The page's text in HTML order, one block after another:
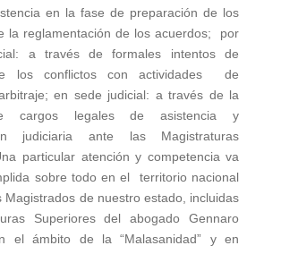
en la fase de preparación de los
la reglamentación de los acuerdos; por
a través de formales intentos de
los conflictos con actividades de
en sede judicial: a través de la
cargos legales de asistencia y
judiciaria ante las Magistraturas
particular atención y competencia va
sobre todo en el territorio nacional
Magistrados de nuestro estado, incluidas
Superiores del abogado Gennaro
el ámbito de la “Malasanidad” y en